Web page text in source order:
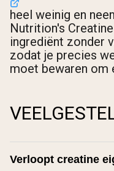
heel weinig en
Nutrition's
ingrediënt zonder
zodat je precies
moet bewaren om
Verloopt creatine